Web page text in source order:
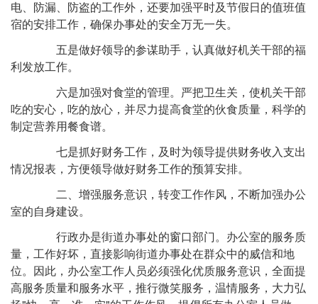
电、防漏、防盗的工作外，还要加强平时及节假日的值班值
宿的安排工作，确保办事处的安全万无一失。
五是做好领导的参谋助手，认真做好机关干部的福
利发放工作。
六是加强对食堂的管理。严把卫生关，使机关干部
吃的安心，吃的放心，并尽力提高食堂的伙食质量，科学的
制定营养用餐食谱。
七是抓好财务工作，及时为领导提供财务收入支出
情况报表，方便领导做好财务工作的预算安排。
二、增强服务意识，转变工作作风，不断加强办公
室的自身建设。
行政办是街道办事处的窗口部门。办公室的服务质
量，工作好坏，直接影响街道办事处在群众中的威信和地
位。因此，办公室工作人员必须强化优质服务意识，全面提
高服务质量和服务水平，推行微笑服务，温情服务，大力弘